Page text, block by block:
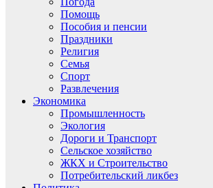
Помощь
Пособия и пенсии
Праздники
Религия
Семья
Спорт
Развлечения
Экономика
Промышленность
Экология
Дороги и Транспорт
Сельское хозяйство
ЖКХ и Строительство
Потребительский ликбез